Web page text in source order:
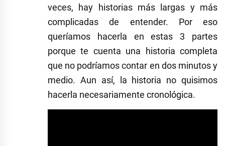
veces, hay historias más largas y más
complicadas de entender. Por eso
queríamos hacerla en estas 3 partes
porque te cuenta una historia completa
que no podríamos contar en dos minutos y
medio. Aun así, la historia no quisimos
hacerla necesariamente cronológica.